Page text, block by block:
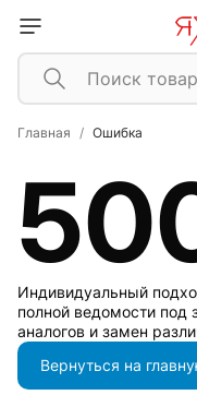
Главная Ошибка
Индивидуальный
полной ведомости под
аналогов и замен
Вернуться на